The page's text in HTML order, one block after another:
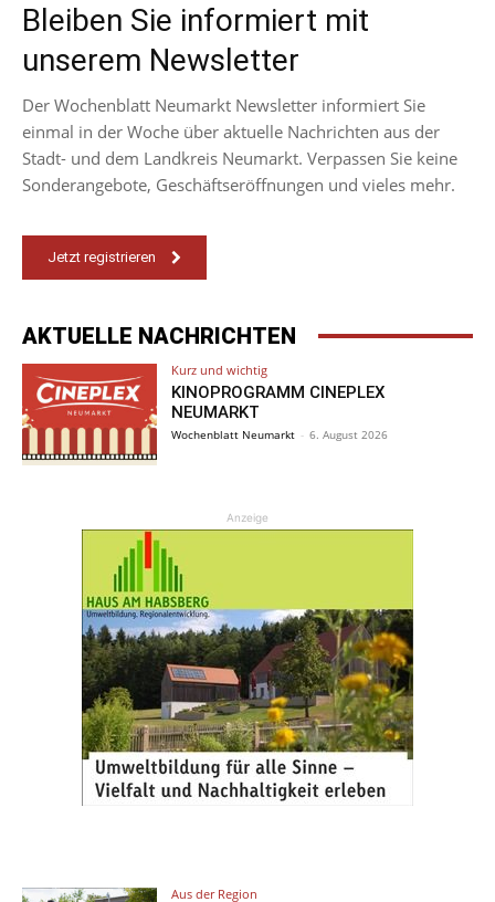
Bleiben Sie informiert mit
unserem Newsletter
Der Wochenblatt Neumarkt Newsletter informiert Sie
einmal in der Woche über aktuelle Nachrichten aus der
Stadt- und dem Landkreis Neumarkt. Verpassen Sie keine
Sonderangebote, Geschäftseröffnungen und vieles mehr.
Jetzt registrieren
AKTUELLE NACHRICHTEN
Kurz und wichtig
KINOPROGRAMM CINEPLEX
NEUMARKT
Wochenblatt Neumarkt - 6. August 2026
Anzeige
Aus der Region